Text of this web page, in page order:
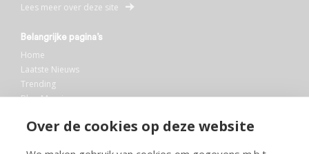
Over de cookies op deze website
Lees meer over deze site
Belangrijke pagina’s
Home
Laatste Nieuws
Trending
Blog Maurice
Bibliotheek